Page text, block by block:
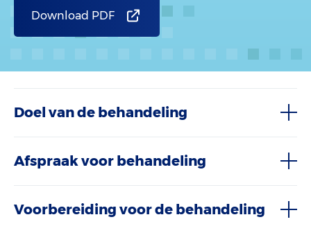
Download PDF
Doel van de behandeling
Afspraak voor behandeling
Voorbereiding voor de behandeling